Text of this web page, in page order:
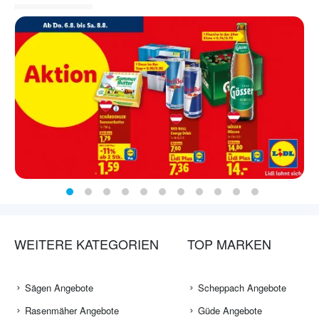
WEITERE KATEGORIEN
Sägen Angebote
Rasenmäher Angebote
TOP MARKEN
Scheppach Angebote
Güde Angebote